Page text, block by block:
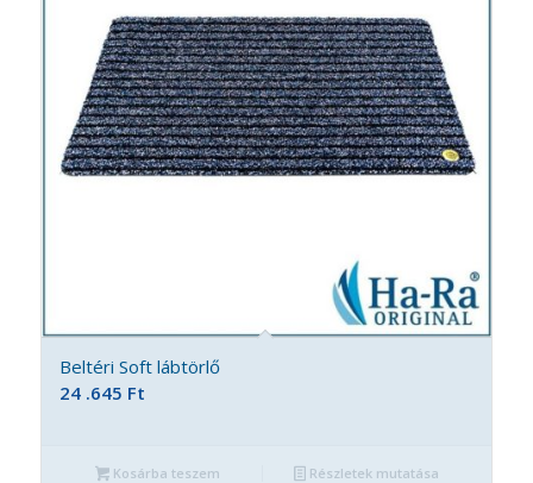
Beltéri Soft lábtörlő
24 .645 Ft
Kosárba teszem Részletek mutatása